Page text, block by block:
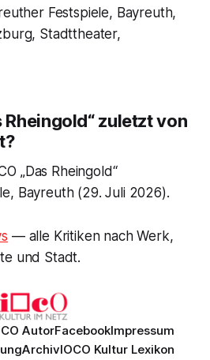
Festspiele, Bayreuth,
Stadttheater,
Rheingold“ zuletzt von
„Das Rheingold“
Bayreuth (29. Juli 2026).
— alle Kritiken nach Werk,
und Stadt.
AutorFacebookImpressum
ArchivIOCO Kultur Lexikon